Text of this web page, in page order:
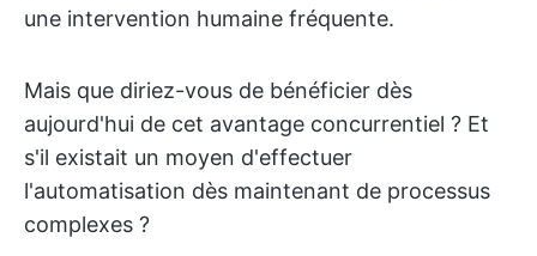
une intervention humaine fréquente.
Mais que diriez-vous de bénéficier dès
aujourd'hui de cet avantage concurrentiel ? Et
s'il existait un moyen d'effectuer
l'automatisation dès maintenant de processus
complexes ?